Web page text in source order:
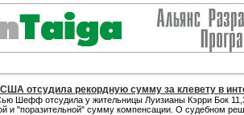
отсудила рекордную сумму за клевету в
Шефф отсудила у жительницы Луизианы Кэрри Бок
и "поразительной" сумму компенсации. О судебном